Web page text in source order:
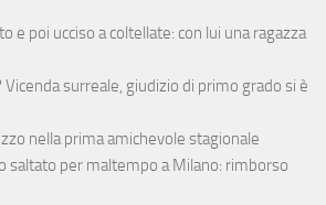
e poi ucciso a coltellate: con lui una ragazza
Vicenda surreale, giudizio di primo grado si è
nella prima amichevole stagionale
saltato per maltempo a Milano: rimborso